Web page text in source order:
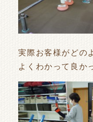
実際お客様がどの
よくわかって良か